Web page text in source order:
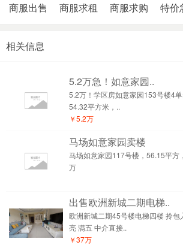
商服出售
商服求租 商服求购 特价
相关信息
5.2万急！如意家园..
5.2万！学区房如意家园153号楼4
54.32平方米，..
￥5.2万
马场如意家园卖楼
马场如意家园117号楼，56.15平方
万
出售欧洲新城二期电梯..
欧洲新城二期45号楼电梯四楼 拎包
亮 满五 中介直接..
￥37万